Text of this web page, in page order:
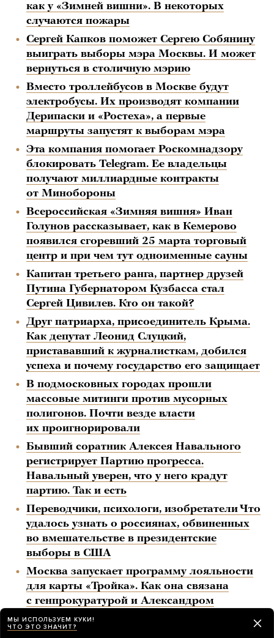
как у «Зимней вишни». В некоторых
случаются пожары
Сергей Капков поможет Сергею Собянину
выиграть выборы мэра Москвы. И может
вернуться в столичную мэрию
Вместо троллейбусов в Москве будут
электробусы. Их производят компании
Дерипаски и «Ростеха», а первые
маршруты запустят к выборам мэра
Эта компания помогает Роскомнадзору
блокировать Telegram. Ее владельцы
получают миллиардные контракты
от Минобороны
Всероссийская «Зимняя вишня» Иван
Голунов рассказывает, как в Кемерово
появился сгоревший 25 марта торговый
центр и при чем тут одноименные сауны
Капитан третьего ранга, партнер друзей
Путина Губернатором Кузбасса стал
Сергей Цивилев. Кто он такой?
Друг патриарха, присоединитель Крыма.
Как депутат Леонид Слуцкий,
пристававший к журналисткам, добился
успеха и почему государство его защищает
В подмосковных городах прошли
массовые митинги против мусорных
полигонов. Почти везде власти
их проигнорировали
Бывший соратник Алексея Навального
регистрирует Партию прогресса.
Навальный уверен, что у него крадут
партию. Так и есть
Переводчики, психологи, изобретатели Что
удалось узнать о россиянах, обвиненных
во вмешательстве в президентские
выборы в США
Москва запускает программу лояльности
для карты «Тройка». Как она связана
с генпрокуратурой и Александром
Волошиным?
В московских автобусах демонтируют
МЫ ИСПОЛЬЗУЕМ КУКИ!
ЧТО ЭТО ЗНАЧИТ?